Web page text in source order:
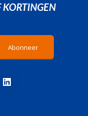
Abonneer